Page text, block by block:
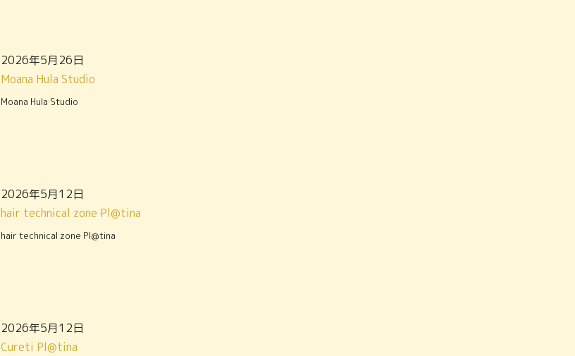
2026年5月26日
Moana Hula Studio
Moana Hula Studio
2026年5月12日
hair technical zone Pl@tina
hair technical zone Pl@tina
2026年5月12日
Cureti Pl@tina